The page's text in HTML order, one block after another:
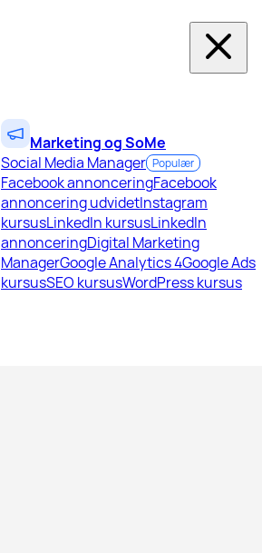
Marketing og SoMe
Social Media Manager Populær
Facebook annonceringFacebook
annoncering udvidetInstagram
kursusLinkedIn kursusLinkedIn
annonceringDigital Marketing
ManagerGoogle Analytics 4Google Ads
kursusSEO kursusWordPress kursus